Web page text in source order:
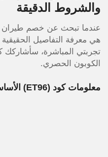
والشروط الدقيقة
عندما تبحث عن خصم طيران
هي معرفة التفاصيل
تجربتي المباشرة، سأشاركك
الكوبون الحصري.
معلومات كود (ET96)